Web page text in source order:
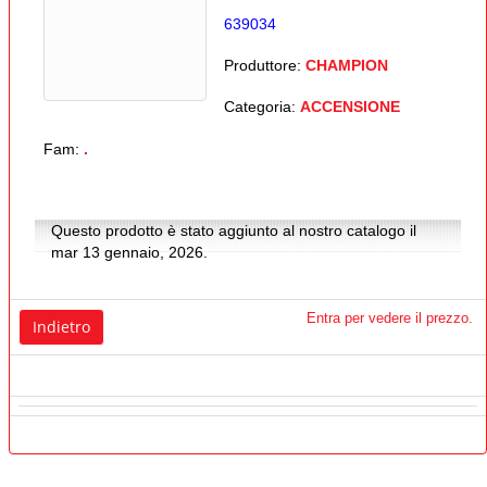
639034
Produttore: CHAMPION
Categoria: ACCENSIONE
Fam: .
Questo prodotto è stato aggiunto al nostro catalogo il
mar 13 gennaio, 2026.
Indietro Entra per vedere il prezzo.